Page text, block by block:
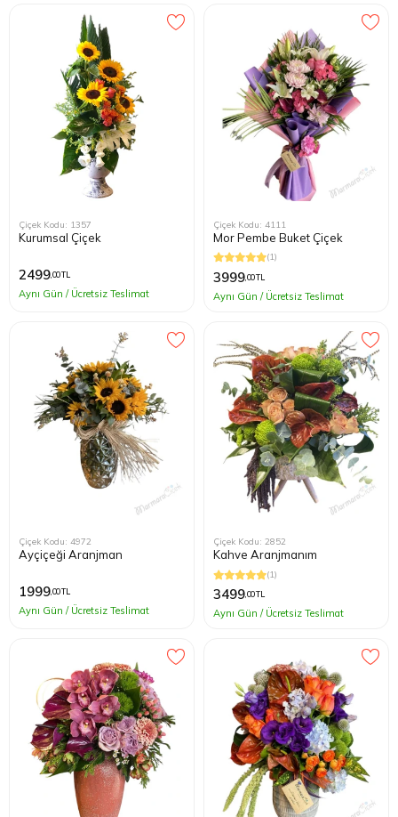
Çiçek Kodu: 1357
Kurumsal Çiçek
2499,00 TL
Aynı Gün / Ücretsiz Teslimat
Çiçek Kodu: 4111
Mor Pembe Buket Çiçek
(1)
3999,00 TL
Aynı Gün / Ücretsiz Teslimat
Çiçek Kodu: 4972
Ayçiçeği Aranjman
1999,00 TL
Aynı Gün / Ücretsiz Teslimat
Çiçek Kodu: 2852
Kahve Aranjmanım
(1)
3499,00 TL
Aynı Gün / Ücretsiz Teslimat